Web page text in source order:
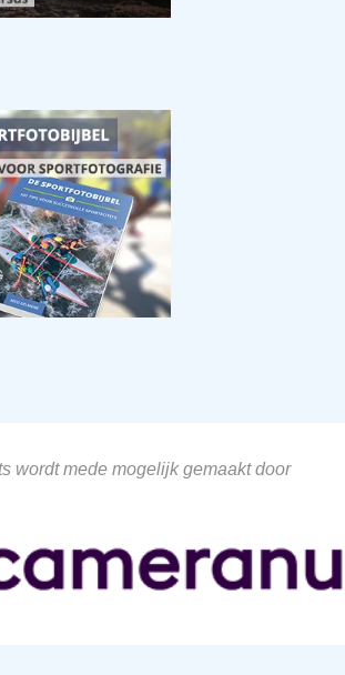
wordt mede mogelijk gemaakt door